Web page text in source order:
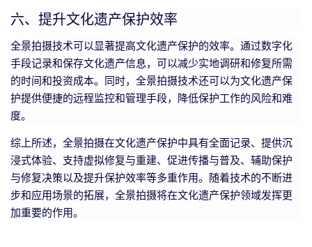
六、提升文化遗产保护效率
全景拍摄技术可以显著提高文化遗产保护的效率。通过数字化
手段记录和保存文化遗产信息，可以减少实地调研和修复所需
的时间和投资成本。同时，全景拍摄技术还可以为文化遗产保
护提供便捷的远程监控和管理手段，降低保护工作的风险和难
度。
综上所述，全景拍摄在文化遗产保护中具有全面记录、提供沉
浸式体验、支持虚拟修复与重建、促进传播与普及、辅助保护
与修复决策以及提升保护效率等多重作用。随着技术的不断进
步和应用场景的拓展，全景拍摄将在文化遗产保护领域发挥更
加重要的作用。